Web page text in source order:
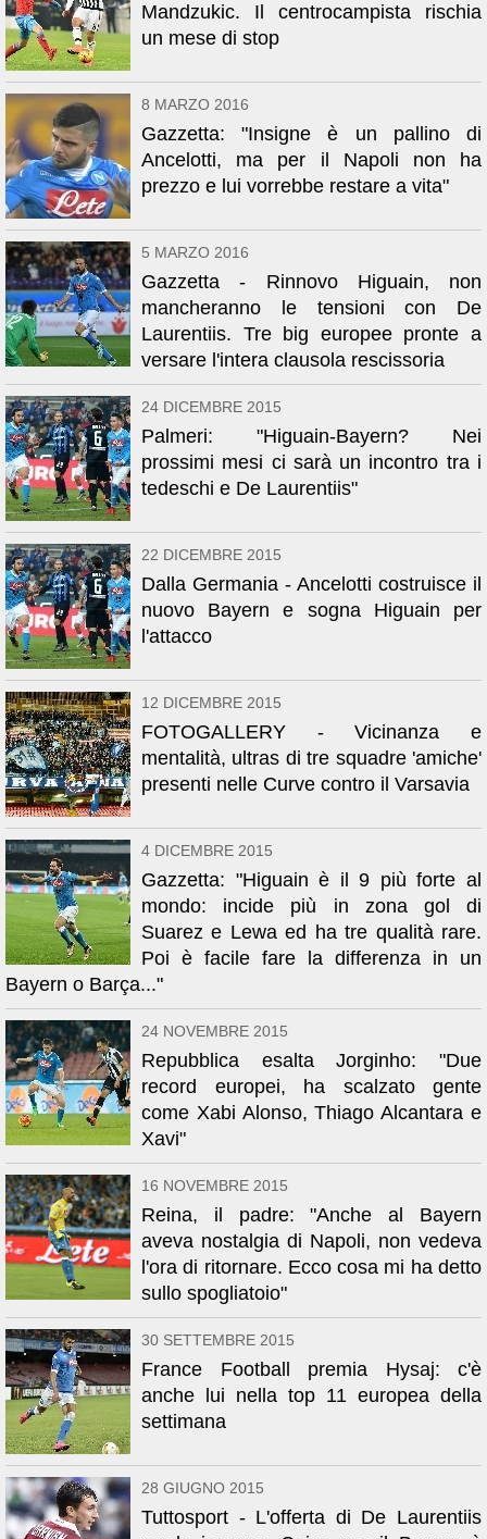
Mandzukic. Il centrocampista rischia
un mese di stop
8 MARZO 2016
Gazzetta: "Insigne è un pallino di
Ancelotti, ma per il Napoli non ha
prezzo e lui vorrebbe restare a vita"
5 MARZO 2016
Gazzetta - Rinnovo Higuain, non
mancheranno le tensioni con De
Laurentiis. Tre big europee pronte a
versare l'intera clausola rescissoria
24 DICEMBRE 2015
Palmeri: "Higuain-Bayern? Nei
prossimi mesi ci sarà un incontro tra i
tedeschi e De Laurentiis"
22 DICEMBRE 2015
Dalla Germania - Ancelotti costruisce il
nuovo Bayern e sogna Higuain per
l'attacco
12 DICEMBRE 2015
FOTOGALLERY - Vicinanza e
mentalità, ultras di tre squadre 'amiche'
presenti nelle Curve contro il Varsavia
4 DICEMBRE 2015
Gazzetta: "Higuain è il 9 più forte al
mondo: incide più in zona gol di
Suarez e Lewa ed ha tre qualità rare.
Poi è facile fare la differenza in un
Bayern o Barça..."
24 NOVEMBRE 2015
Repubblica esalta Jorginho: "Due
record europei, ha scalzato gente
come Xabi Alonso, Thiago Alcantara e
Xavi"
16 NOVEMBRE 2015
Reina, il padre: "Anche al Bayern
aveva nostalgia di Napoli, non vedeva
l'ora di ritornare. Ecco cosa mi ha detto
sullo spogliatoio"
30 SETTEMBRE 2015
France Football premia Hysaj: c'è
anche lui nella top 11 europea della
settimana
28 GIUGNO 2015
Tuttosport - L'offerta di De Laurentiis